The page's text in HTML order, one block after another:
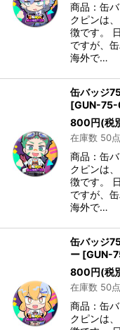
商品：缶
クピンは
徴です。
ですが、
海外で…
缶バッジ
[GUN-
800円(税
在庫数 50点
商品：缶
クピンは
徴です。
ですが、
海外で…
缶バッジ
ー [GUN-
800円(税
在庫数 50点
商品：缶
クピンは